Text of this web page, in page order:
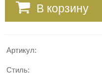
В корзину
Артикул:
Стиль: